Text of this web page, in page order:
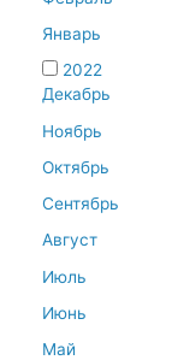
Январь
2022
Декабрь
Ноябрь
Октябрь
Сентябрь
Август
Июль
Июнь
Май